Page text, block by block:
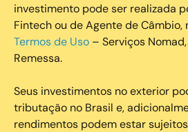
investimento pode ser realizada
Fintech ou de Agente de
Termos de Uso – Serviços
Remessa.
Seus investimentos no exterior
tributação no Brasil e,
rendimentos podem estar